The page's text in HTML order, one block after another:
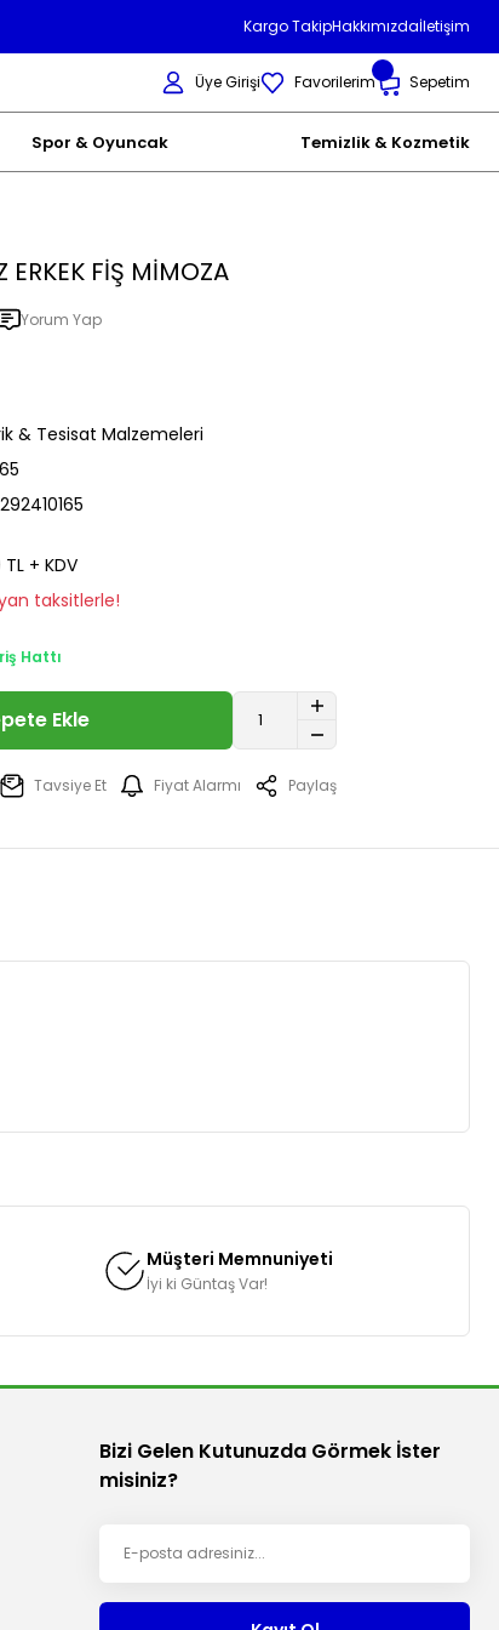
Kargo TakipHakkımızdaİletişim
Üye Girişi Favorilerim Sepetim
Spor & Oyuncak Temizlik & Kozmetik
ERKEK FİŞ MİMOZA
Yorum Yap
& Tesisat Malzemeleri
+ KDV
taksitlerle!
Hattı
Ekle
Tavsiye Et Fiyat Alarmı Paylaş
Müşteri Memnuniyeti
İyi ki Güntaş Var!
Bizi Gelen Kutunuzda Görmek İster
misiniz?